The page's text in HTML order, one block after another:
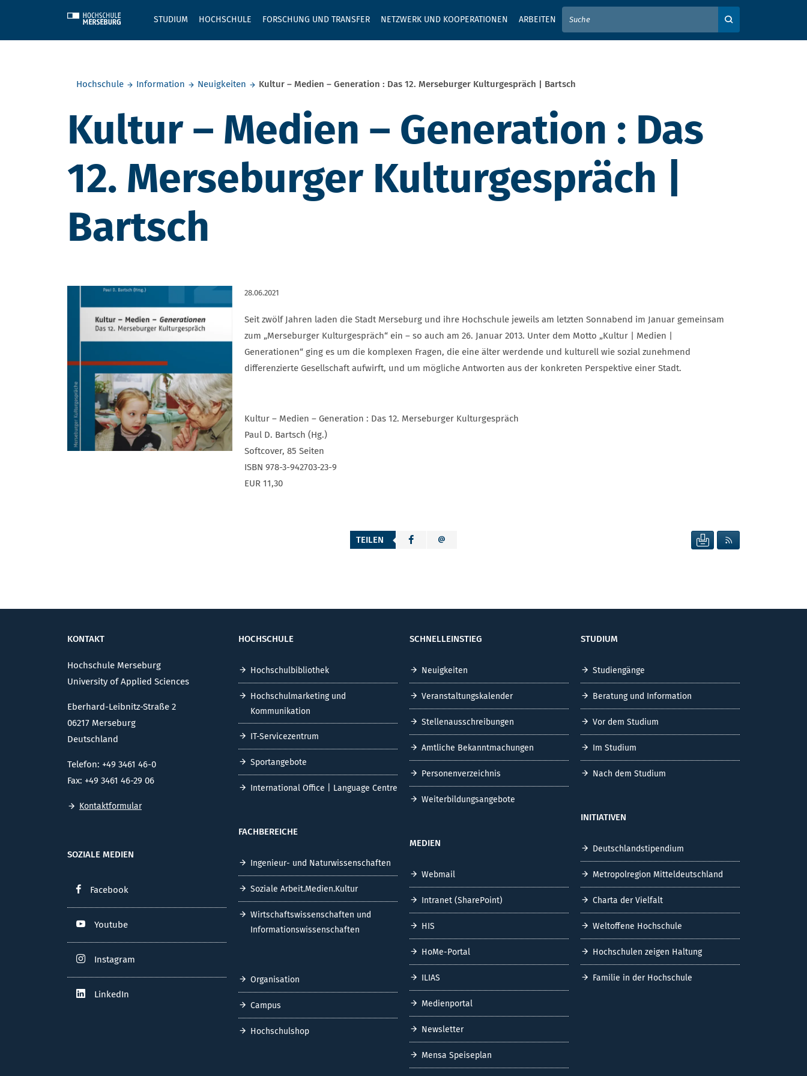
STUDIUM HOCHSCHULE FORSCHUNG UND TRANSFER NETZWERK UND KOOPERATIONEN ARBEITEN
GEBEN SIE HIER IHREN SUCHBEGRIFF EIN
Hochschule
Information Neuigkeiten Kultur – Medien – Generation : Das 12. Merseburger Kulturgespräch | Bartsch
Kultur – Medien – Generation : Das
12. Merseburger Kulturgespräch |
Bartsch
28.06.2021
Seit zwölf Jahren laden die Stadt Merseburg und ihre Hochschule jeweils am letzten Sonnabend im Januar gemeinsam
zum „Merseburger Kulturgespräch“ ein – so auch am 26. Januar 2013. Unter dem Motto „Kultur | Medien |
Generationen“ ging es um die komplexen Fragen, die eine älter werdende und kulturell wie sozial zunehmend
differenzierte Gesellschaft aufwirft, und um mögliche Antworten aus der konkreten Perspektive einer Stadt.
Kultur – Medien – Generation : Das 12. Merseburger Kulturgespräch
Paul D. Bartsch (Hg.)
Softcover, 85 Seiten
ISBN 978-3-942703-23-9
EUR 11,30
TEILEN SEITE DRUCKEN
KONTAKT
Hochschule Merseburg
University of Applied Sciences
Eberhard-Leibnitz-Straße 2
06217 Merseburg
Deutschland
Telefon: +49 3461 46-0
Fax: +49 3461 46-29 06
Kontaktformular
SOZIALE MEDIEN
Facebook
Youtube
Instagram
LinkedIn
HOCHSCHULE
Hochschulbibliothek
Hochschulmarketing und
Kommunikation
IT-Servicezentrum
Sportangebote
International Office | Language Centre
FACHBEREICHE
Ingenieur- und Naturwissenschaften
Soziale Arbeit.Medien.Kultur
Wirtschaftswissenschaften und
Informationswissenschaften
Organisation
Campus
Hochschulshop
SCHNELLEINSTIEG
Neuigkeiten
Veranstaltungskalender
Stellenausschreibungen
Amtliche Bekanntmachungen
Personenverzeichnis
Weiterbildungsangebote
MEDIEN
Webmail
Intranet (SharePoint)
HIS
HoMe-Portal
ILIAS
Medienportal
Newsletter
Mensa Speiseplan
STUDIUM
Studiengänge
Beratung und Information
Vor dem Studium
Im Studium
Nach dem Studium
INITIATIVEN
Deutschlandstipendium
Metropolregion Mitteldeutschland
Charta der Vielfalt
Weltoffene Hochschule
Hochschulen zeigen Haltung
Familie in der Hochschule